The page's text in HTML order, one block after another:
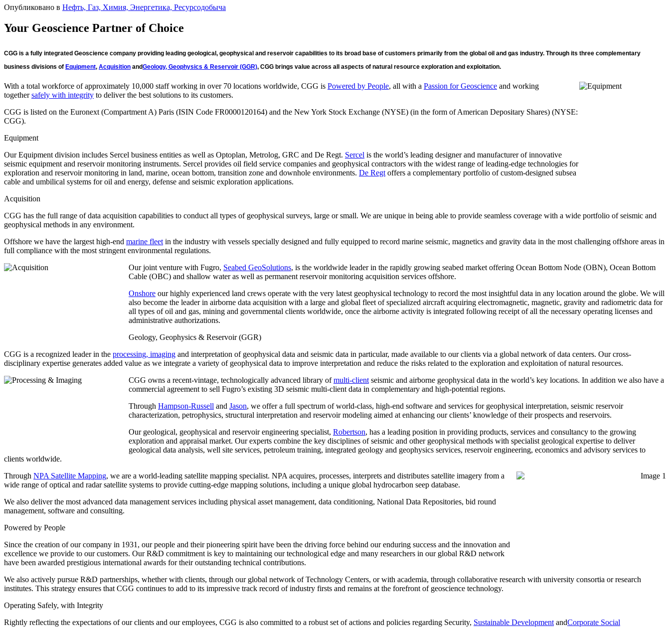
Опубликовано в Нефть, Газ, Химия, Энергетика, Ресурсодобыча
Your Geoscience Partner of Choice
CGG is a fully integrated Geoscience company providing leading geological, geophysical and reservoir capabilities to its broad base of customers primarily from the global oil and gas industry. Through its three complementary
business divisions of Equipment, Acquisition andGeology, Geophysics & Reservoir (GGR), CGG brings value across all aspects of natural resource exploration and exploitation.
With a total workforce of approximately 10,000 staff working in over 70 locations worldwide, CGG is Powered by People, all with a Passion for Geoscience and working
togethersafely with integrity to deliver the best solutions to its customers.
CGG is listed on the Euronext (Compartment A) Paris (ISIN Code FR0000120164) and the New York Stock Exchange (NYSE) (in the form of American Depositary Shares) (NYSE:
CGG).
Equipment
Our Equipment division includes Sercel business entities as well as Optoplan, Metrolog, GRC and De Regt. Sercel is the world’s leading designer and manufacturer of innovative
seismic equipment and reservoir monitoring instruments. Sercel provides oil field service companies and geophysical contractors with the widest range of leading-edge technologies for
exploration and reservoir monitoring in land, marine, ocean bottom, transition zone and downhole environments. De Regt offers a complementary portfolio of custom-designed subsea
cable and umbilical systems for oil and energy, defense and seismic exploration applications.
Acquisition
CGG has the full range of data acquisition capabilities to conduct all types of geophysical surveys, large or small. We are unique in being able to provide seamless coverage with a wide portfolio of seismic and
geophysical methods in any environment.
Offshore we have the largest high-end marine fleet in the industry with vessels specially designed and fully equipped to record marine seismic, magnetics and gravity data in the most challenging offshore areas in
full compliance with the most stringent environmental regulations.
Our joint venture with Fugro, Seabed GeoSolutions, is the worldwide leader in the rapidly growing seabed market offering Ocean Bottom Node (OBN), Ocean Bottom
Cable (OBC) and shallow water as well as permanent reservoir monitoring acquisition services offshore.
Onshore our highly experienced land crews operate with the very latest geophysical technology to record the most insightful data in any location around the globe. We will
also become the leader in airborne data acquisition with a large and global fleet of specialized aircraft acquiring electromagnetic, magnetic, gravity and radiometric data for
all types of oil and gas, mining and governmental clients worldwide, once the airborne activity is integrated following receipt of all the necessary operating licenses and
administrative authorizations.
Geology, Geophysics & Reservoir (GGR)
CGG is a recognized leader in the processing, imaging and interpretation of geophysical data and seismic data in particular, made available to our clients via a global network of data centers. Our cross-
disciplinary expertise generates added value as we integrate a variety of geophysical data to improve interpretation and reduce the risks related to the exploration and exploitation of natural resources.
CGG owns a recent-vintage, technologically advanced library ofmulti-client seismic and airborne geophysical data in the world’s key locations. In addition we also have a
commercial agreement to sell Fugro’s existing 3D seismic multi-client data in complementary and high-potential regions.
Through Hampson-Russell and Jason, we offer a full spectrum of world-class, high-end software and services for geophysical interpretation, seismic reservoir
characterization, petrophysics, structural interpretation and reservoir modeling aimed at enhancing our clients’ knowledge of their prospects and reservoirs.
Our geological, geophysical and reservoir engineering specialist, Robertson, has a leading position in providing products, services and consultancy to the growing
exploration and appraisal market. Our experts combine the key disciplines of seismic and other geophysical methods with specialist geological expertise to deliver
geological data analysis, well site services, petroleum training, integrated geology and geophysics services, reservoir engineering, economics and advisory services to
clients worldwide.
Through NPA Satellite Mapping, we are a world-leading satellite mapping specialist. NPA acquires, processes, interprets and distributes satellite imagery from a
wide range of optical and radar satellite systems to provide cutting-edge mapping solutions, including a unique global hydrocarbon seep database.
We also deliver the most advanced data management services including physical asset management, data conditioning, National Data Repositories, bid round
management, software and consulting.
Powered by People
Since the creation of our company in 1931, our people and their pioneering spirit have been the driving force behind our enduring success and the innovation and
excellence we provide to our customers. Our R&D commitment is key to maintaining our technological edge and many researchers in our global R&D network
have been awarded prestigious international awards for their outstanding technical contributions.
We also actively pursue R&D partnerships, whether with clients, through our global network of Technology Centers, or with academia, through collaborative research with university consortia or research
institutes. This strategy ensures that CGG continues to add to its impressive track record of industry firsts and remains at the forefront of geoscience technology.
Operating Safely, with Integrity
Rightly reflecting the expectations of our clients and our employees, CGG is also committed to a robust set of actions and policies regarding Security, Sustainable Development andCorporate Social